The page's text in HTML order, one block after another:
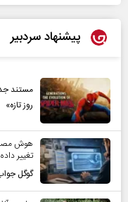
پیشنهاد سردبیر
مستند
روز تازه»
هوش
تغییر
گوگل